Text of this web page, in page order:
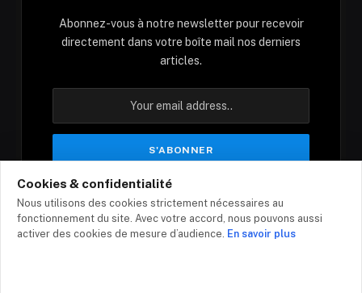
Abonnez-vous à notre newsletter pour recevoir
directement dans votre boîte mail nos derniers
articles.
En vous inscrivant, vous acceptez nos conditions
et notre politique de confidentialité.
Cookies & confidentialité
Nous utilisons des cookies strictement nécessaires au
fonctionnement du site. Avec votre accord, nous pouvons aussi
activer des cookies de mesure d’audience. En savoir plus